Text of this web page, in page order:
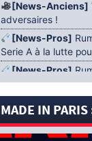
[News-Anciens]
adversaires !
[News-Pros]
Serie A à la lutte
[News-Pros]
à Ibrahim Mbaye
(Fabrizio Romano)
[News-Pros]
trouvé entre le PSG
MADE IN